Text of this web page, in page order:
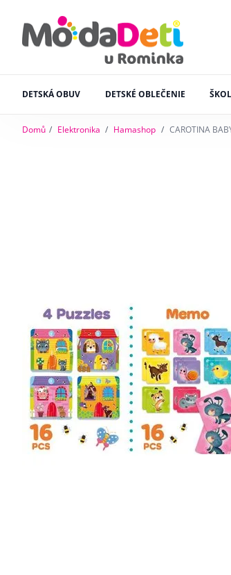
DETSKÁ OBUV DETSKÉ OBLEČENIE
Domů Elektronika Hamashop CAROTINA